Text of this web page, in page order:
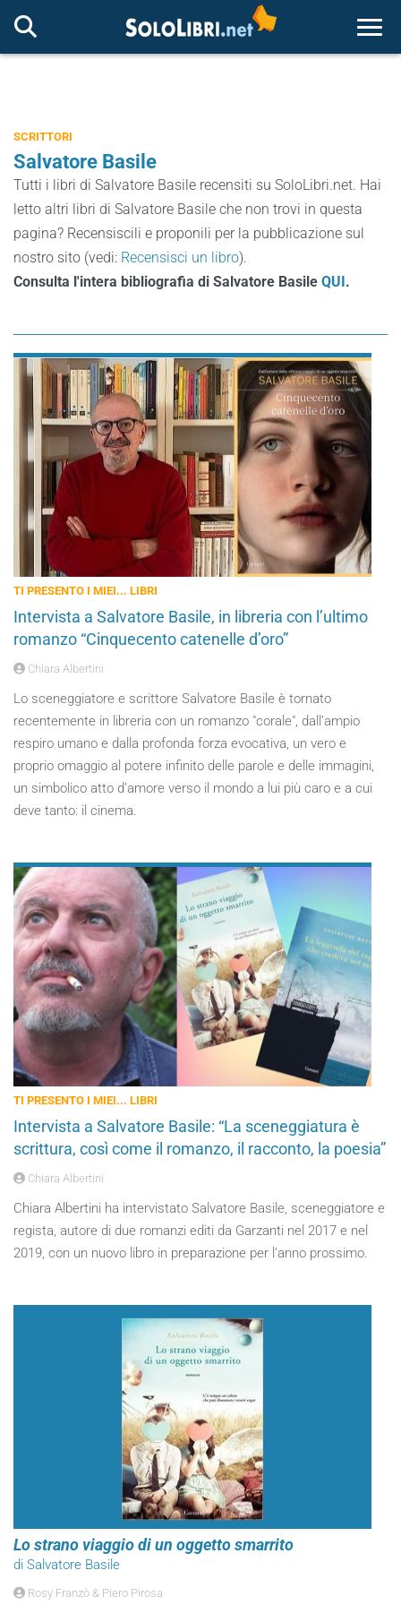
SCRITTORI
Salvatore Basile
Tutti i libri di Salvatore Basile recensiti su SoloLibri.net. Hai
letto altri libri di Salvatore Basile che non trovi in questa
pagina? Recensiscili e proponili per la pubblicazione sul
nostro sito (vedi: Recensisci un libro).
Consulta l'intera bibliografia di Salvatore Basile QUI.
TI PRESENTO I MIEI... LIBRI
Intervista a Salvatore Basile, in libreria con l’ultimo
romanzo “Cinquecento catenelle d’oro”
Chiara Albertini
Lo sceneggiatore e scrittore Salvatore Basile è tornato
recentemente in libreria con un romanzo "corale", dall’ampio
respiro umano e dalla profonda forza evocativa, un vero e
proprio omaggio al potere infinito delle parole e delle immagini,
un simbolico atto d’amore verso il mondo a lui più caro e a cui
deve tanto: il cinema.
TI PRESENTO I MIEI... LIBRI
Intervista a Salvatore Basile: “La sceneggiatura è
scrittura, così come il romanzo, il racconto, la poesia”
Chiara Albertini
Chiara Albertini ha intervistato Salvatore Basile, sceneggiatore e
regista, autore di due romanzi editi da Garzanti nel 2017 e nel
2019, con un nuovo libro in preparazione per l’anno prossimo.
Lo strano viaggio di un oggetto smarrito
di Salvatore Basile
Rosy Franzò & Piero Pirosa